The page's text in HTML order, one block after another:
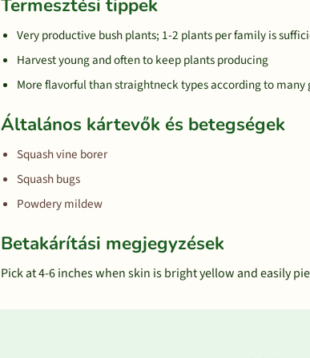
Termesztési tippek
Very productive bush plants; 1-2 plants per family is
Harvest young and often to keep plants producing
More flavorful than straightneck types according to many
Általános kártevők és betegségek
Squash vine borer
Squash bugs
Powdery mildew
Betakárítási megjegyzések
Pick at 4-6 inches when skin is bright yellow and easily